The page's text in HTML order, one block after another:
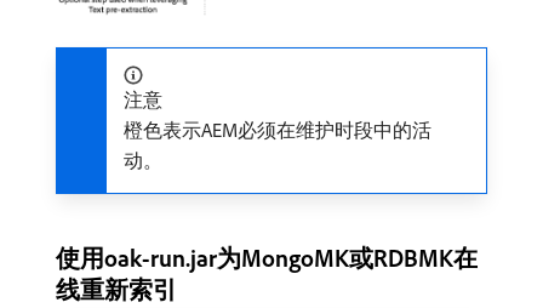
注意
橙色表示AEM必须在维护时段中的活
动。
使用oak-run.jar为MongoMK或RDBMK在
线重新索引